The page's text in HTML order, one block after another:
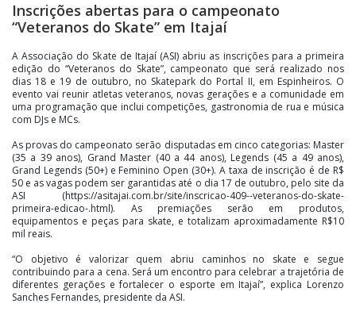
Inscrições abertas para o campeonato
“Veteranos do Skate” em Itajaí
A Associação do Skate de Itajaí (ASI) abriu as inscrições para a primeira
edição do “Veteranos do Skate”, campeonato que será realizado nos
dias 18 e 19 de outubro, no Skatepark do Portal II, em Espinheiros. O
evento vai reunir atletas veteranos, novas gerações e a comunidade em
uma programação que inclui competições, gastronomia de rua e música
com DJs e MCs.
As provas do campeonato serão disputadas em cinco categorias: Master
(35 a 39 anos), Grand Master (40 a 44 anos), Legends (45 a 49 anos),
Grand Legends (50+) e Feminino Open (30+). A taxa de inscrição é de R$
50 e as vagas podem ser garantidas até o dia 17 de outubro, pelo site da
ASI (https://asitajai.com.br/site/inscricao-409--veteranos-do-skate-
primeira-edicao-.html). As premiações serão em produtos,
equipamentos e peças para skate, e totalizam aproximadamente R$10
mil reais.
“O objetivo é valorizar quem abriu caminhos no skate e segue
contribuindo para a cena. Será um encontro para celebrar a trajetória de
diferentes gerações e fortalecer o esporte em Itajaí”, explica Lorenzo
Sanches Fernandes, presidente da ASI.